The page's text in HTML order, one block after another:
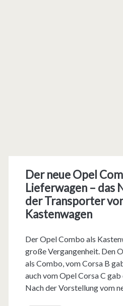
Der neue Opel
Lieferwagen – das
der Transporter
Kastenwagen
Der Opel Combo als
große Vergangenheit. Den
als Combo, vom Corsa B
auch vom Opel Corsa C
Nach der Vorstellung vom